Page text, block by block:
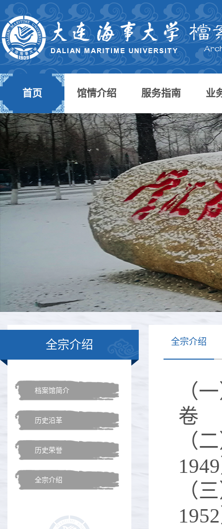
首页 馆情介绍 服务指南 业
全宗介绍
档案馆简介
历史沿革
历史荣誉
全宗介绍
全宗介绍
（一
卷
（
（